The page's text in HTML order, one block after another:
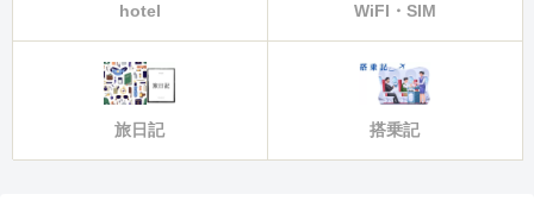
hotel WiFI・SIM
旅日記 搭乗記